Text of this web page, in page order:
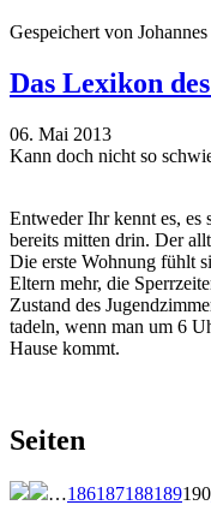
Gespeichert von
Das Lexikon
06. Mai 2013
Kann doch nicht so
Entweder Ihr kennt es, es
bereits mitten drin. Der
Die erste Wohnung fühlt
Eltern mehr, die
Zustand des
tadeln, wenn man um 6
Hause kommt.
Seiten
…186187188189190